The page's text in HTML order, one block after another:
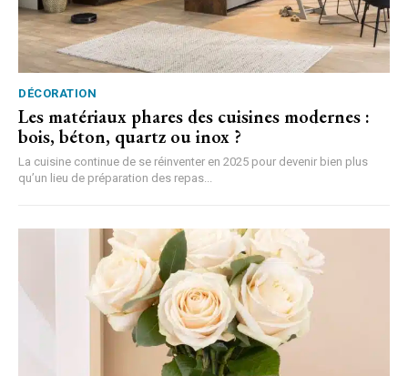
DÉCORATION
Les matériaux phares des cuisines modernes :
bois, béton, quartz ou inox ?
La cuisine continue de se réinventer en 2025 pour devenir bien plus
qu’un lieu de préparation des repas...